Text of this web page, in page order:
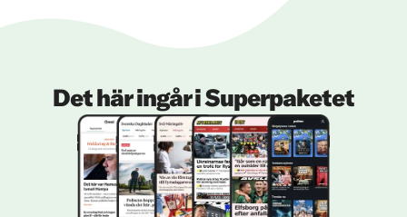
Det här ingår i Superpaketet